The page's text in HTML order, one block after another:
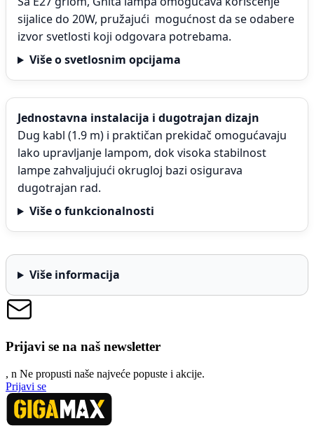
sijalice do 20W, pružajući mogućnost da se odabere
izvor svetlosti koji odgovara potrebama.
Više o svetlosnim opcijama
Jednostavna instalacija i dugotrajan dizajn
Dug kabl (1.9 m) i praktičan prekidač omogućavaju
lako upravljanje lampom, dok visoka stabilnost
lampe zahvaljujući okrugloj bazi osigurava
dugotrajan rad.
Više o funkcionalnosti
Više informacija
Prijavi se na naš newsletter
, n Ne propusti naše najveće popuste i akcije.
Prijavi se